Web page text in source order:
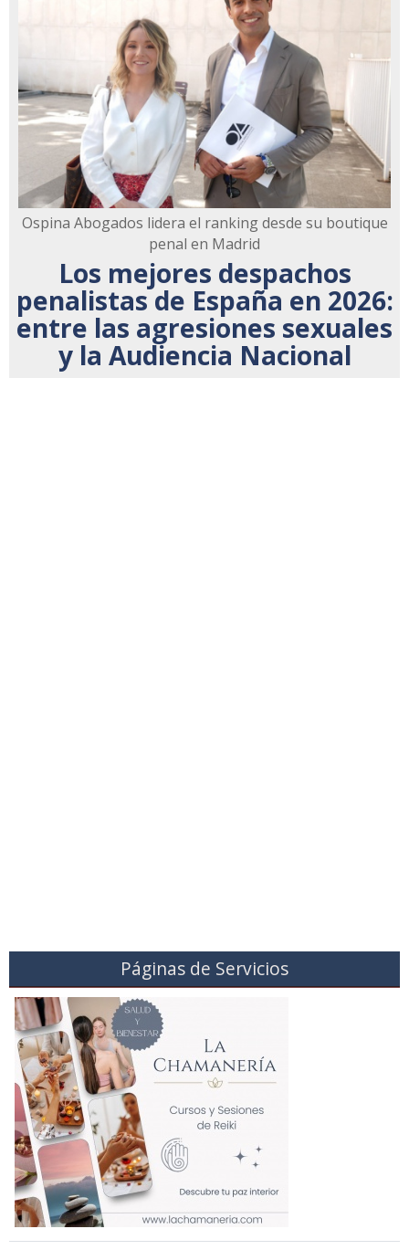
Ospina Abogados lidera el ranking desde su boutique
penal en Madrid
Los mejores despachos
penalistas de España en 2026:
entre las agresiones sexuales
y la Audiencia Nacional
Páginas de Servicios